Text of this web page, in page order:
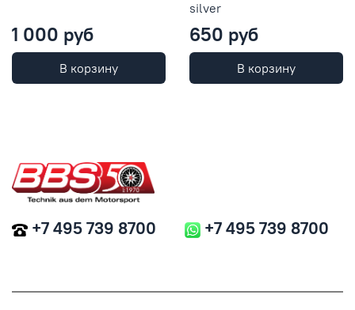
1 000 руб
В корзину
silver
650 руб
В корзину
+7 495 739 8700 +7 495 739 8700